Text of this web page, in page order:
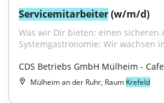
Servicemitarbeiter (w/m/d)
Was wir Dir bieten: einen sicheren
Systemgastronomie: Wir wachsen
CDS Betriebs GmbH Mülheim -
Mülheim an der Ruhr, Raum Krefeld